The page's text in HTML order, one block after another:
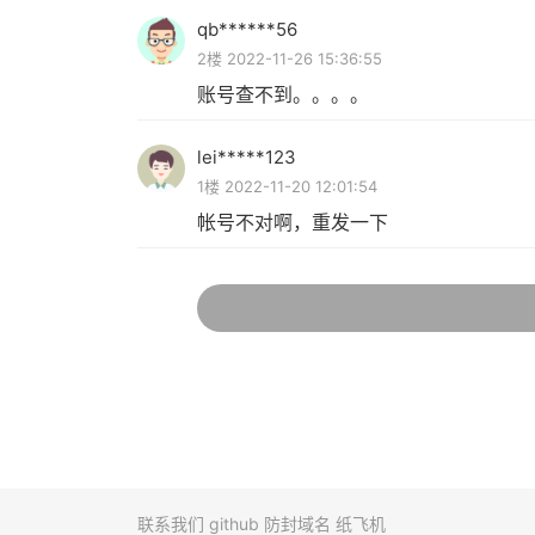
qb******56
2楼 2022-11-26 15:36:55
账号查不到。。。。
lei*****123
1楼 2022-11-20 12:01:54
帐号不对啊，重发一下
联系我们 github 防封域名 纸飞机